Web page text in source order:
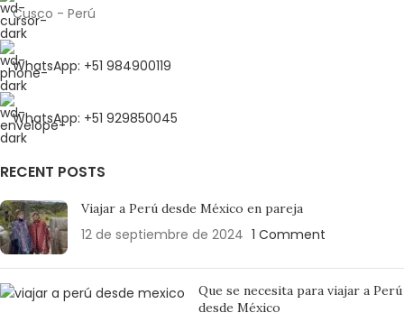
Cusco - Perú
WhatsApp: +51 984900119
WhatsApp: +51 929850045
RECENT POSTS
Viajar a Perú desde México en pareja
12 de septiembre de 2024 1 Comment
Que se necesita para viajar a Perú
desde México